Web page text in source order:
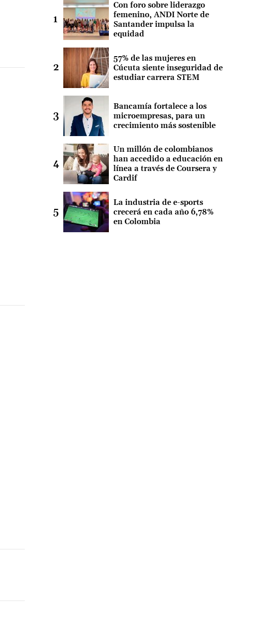
Con foro sobre liderazgo
femenino, ANDI Norte de
Santander impulsa la
equidad
57% de las mujeres en
Cúcuta siente inseguridad de
estudiar carrera STEM
Bancamía fortalece a los
microempresas, para un
crecimiento más sostenible
Un millón de colombianos
han accedido a educación en
línea a través de Coursera y
Cardif
La industria de e-sports
crecerá en cada año 6,78%
en Colombia